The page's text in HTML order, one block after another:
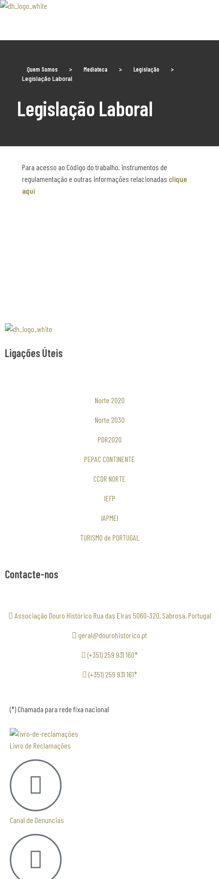
Quem Somos > Mediateca > Legislação
>
Legislação Laboral
Legislação Laboral
Para acesso ao Código do trabalho, instrumentos de
regulamentação e outras informações relacionadas clique
aqui
Ligações Úteis
Norte 2020
Norte 2030
PDR2020
PEPAC CONTINENTE
CCDR NORTE
IEFP
IAPMEI
TURISMO de PORTUGAL
Contacte-nos
Associação Douro Histórico Rua das Eiras 5060-320, Sabrosa, Portugal
geral@dourohistorico.pt
(+351) 259 931 160*
(+351) 259 931 161*
(*) Chamada para rede fixa nacional
Livro de Reclamações
Canal de Denuncias